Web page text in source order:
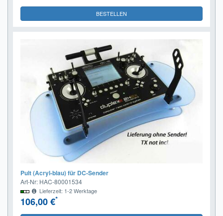
BESTELLEN
Pult (Acryl-blau) für DC-Sender
Art-Nr: HAC-80001534
Lieferzeit: 1-2 Werktage
106,00 €*